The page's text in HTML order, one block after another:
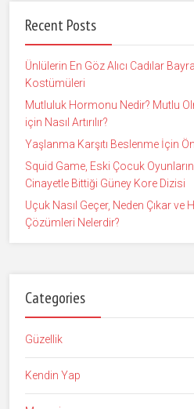
Recent Posts
Ünlülerin En Göz Alıcı Cadılar
Kostümüleri
Mutluluk Hormonu Nedir? Mutlu
için Nasıl Artırılır?
Yaşlanma Karşıtı Beslenme İçin
Squid Game, Eski Çocuk
Cinayetle Bittiği Güney Kore Dizisi
Uçuk Nasıl Geçer, Neden Çıkar ve
Çözümleri Nelerdir?
Categories
Güzellik
Kendin Yap